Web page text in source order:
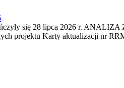
się 28 lipca 2026 r.
projektu Karty aktualizacji nr